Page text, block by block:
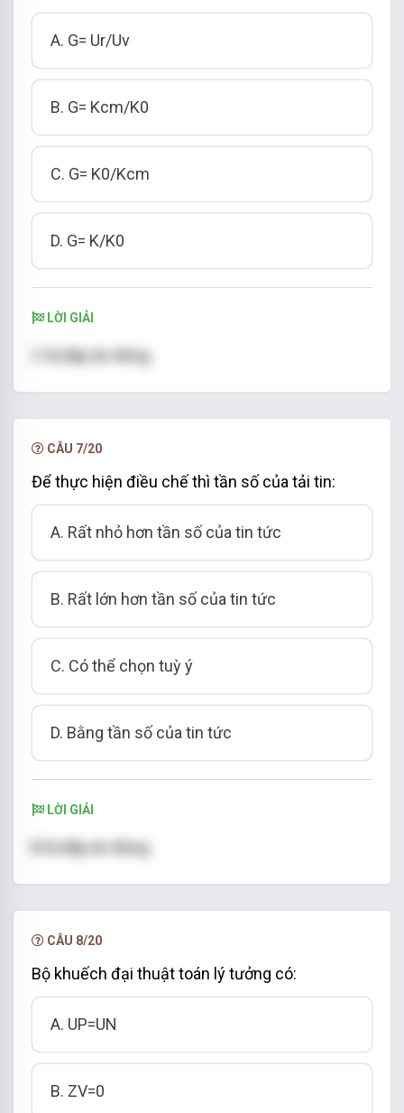
A. G= Ur/Uv
B. G= Kcm/K0
C. G= K0/Kcm
D. G= K/K0
LỜI GIẢI
C là đáp án đúng
CÂU 7/20
Để thực hiện điều chế thì tần số của tải tin:
A. Rất nhỏ hơn tần số của tin tức
B. Rất lớn hơn tần số của tin tức
C. Có thể chọn tuỳ ý
D. Bằng tần số của tin tức
LỜI GIẢI
B là đáp án đúng
CÂU 8/20
Bộ khuếch đại thuật toán lý tưởng có:
A. UP=UN
B. ZV=0